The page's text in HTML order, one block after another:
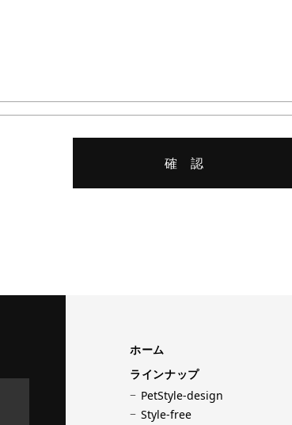
ホーム
ラインナップ
PetStyle-design
Style-free